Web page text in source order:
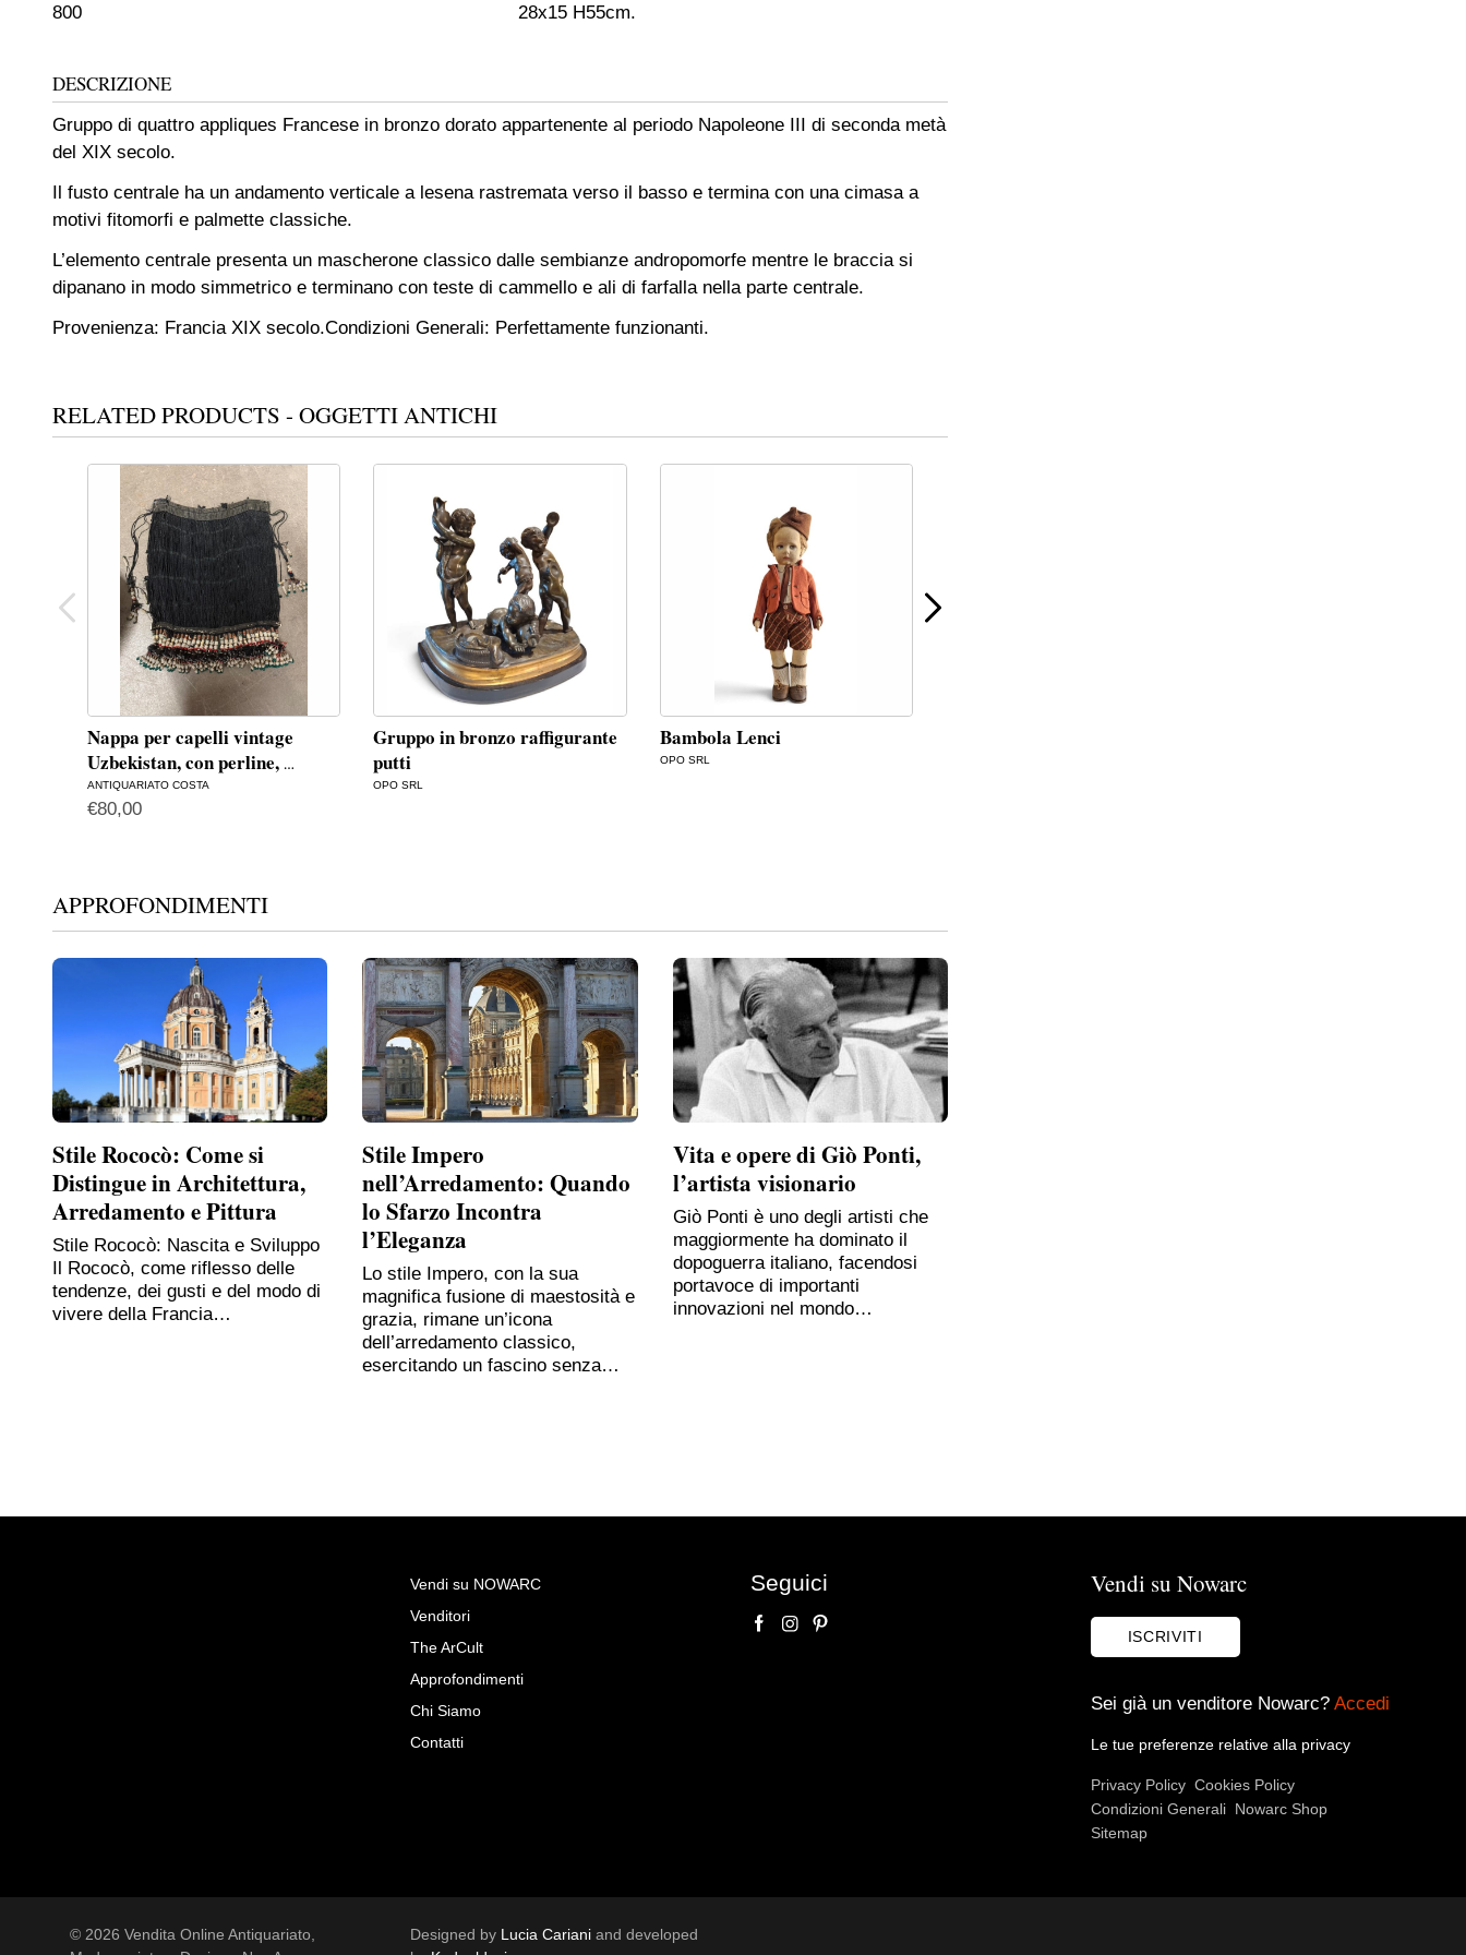
800 28x15 H55cm.
DESCRIZIONE
Gruppo di quattro appliques Francese in bronzo dorato appartenente al periodo Napoleone III di seconda metà
del XIX secolo.
Il fusto centrale ha un andamento verticale a lesena rastremata verso il basso e termina con una cimasa a
motivi fitomorfi e palmette classiche.
L’elemento centrale presenta un mascherone classico dalle sembianze andropomorfe mentre le braccia si
dipanano in modo simmetrico e terminano con teste di cammello e ali di farfalla nella parte centrale.
Provenienza: Francia XIX secolo.Condizioni Generali: Perfettamente funzionanti.
RELATED PRODUCTS - OGGETTI ANTICHI
Nappa per capelli vintage
Uzbekistan, con perline, …
ANTIQUARIATO COSTA
€80,00
Gruppo in bronzo raffigurante
putti
OPO SRL
Bambola Lenci
OPO SRL
APPROFONDIMENTI
Stile Rococò: Come si
Distingue in Architettura,
Arredamento e Pittura
Stile Rococò: Nascita e Sviluppo
Il Rococò, come riflesso delle
tendenze, dei gusti e del modo di
vivere della Francia…
Stile Impero
nell’Arredamento: Quando
lo Sfarzo Incontra
l’Eleganza
Lo stile Impero, con la sua
magnifica fusione di maestosità e
grazia, rimane un’icona
dell’arredamento classico,
esercitando un fascino senza…
Vita e opere di Giò Ponti,
l’artista visionario
Giò Ponti è uno degli artisti che
maggiormente ha dominato il
dopoguerra italiano, facendosi
portavoce di importanti
innovazioni nel mondo…
Richiedi Maggiori Info su
Gruppo di quattro Appliques Napoleone III in
bronzo dorato. Francia XIX secolo. Epoca:
Ottocento
Vendi su NOWARC
Venditori
The ArCult
Approfondimenti
Chi Siamo
Contatti
Seguici Vendi su Nowarc
ISCRIVITI
Sei già un venditore Nowarc? Accedi
Le tue preferenze relative alla privacy
Privacy Policy Cookies Policy
Condizioni Generali Nowarc Shop
Sitemap
© 2026 Vendita Online Antiquariato,
Designed by Lucia Cariani and developed